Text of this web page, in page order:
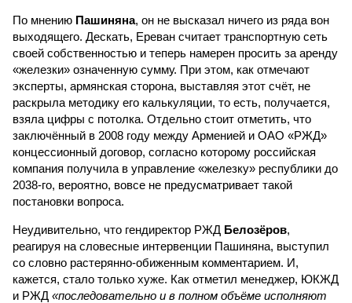
По мнению Пашиняна, он не высказал ничего из ряда вон
выходящего. Дескать, Ереван считает транспортную сеть
своей собственностью и теперь намерен просить за аренду
«железки» означенную сумму. При этом, как отмечают
эксперты, армянская сторона, выставляя этот счёт, не
раскрыла методику его калькуляции, то есть, получается,
взяла цифры с потолка. Отдельно стоит отметить, что
заключённый в 2008 году между Арменией и ОАО «РЖД»
концессионный договор, согласно которому российская
компания получила в управление «железку» республики до
2038-го, вероятно, вовсе не предусматривает такой
постановки вопроса.
Неудивительно, что гендиректор РЖД Белозёров,
реагируя на словесные интервенции Пашиняна, выступил
со словно растерянно-обиженным комментарием. И,
кажется, стало только хуже. Как отметил менеджер, ЮКЖД
и РЖД «последовательно и в полном объёме исполняют